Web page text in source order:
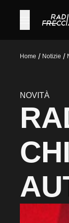
Home / Notizie /
NOVITÀ